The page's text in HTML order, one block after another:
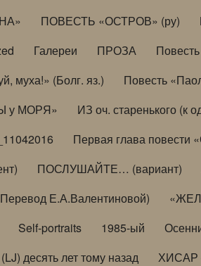
ПОВЕСТЬ «ОСТРОВ» (ру)
Галереи ПРОЗА
муха!» (Болг. яз.) Повесть
у МОРЯ» ИЗ оч. старенького (к
Первая глава повести
ПОСЛУШАЙТЕ… (вариант)
Е.А.Валентиновой)
Self-portraits 1985-ый
десять лет тому назад